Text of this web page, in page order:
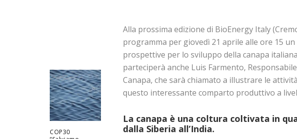
COP30
Alla prossima edizione di BioEnergy Italy
programma per giovedì 21 aprile alle ore 15
prospettive per lo sviluppo della canapa
parteciperà anche Luis Farmento,
Canapa, che sarà chiamato a illustrare le
questo interessante comparto produttivo a
La canapa è una coltura coltivata in
dalla Siberia all’India.